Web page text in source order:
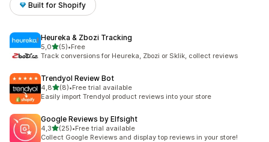
Built for Shopify
Heureka & Zbozi Tracking
5,0de 5 estrelas
(5)
5 total de avaliações
•Free
Track conversions for Heureka, Zbozi or Sklik, collect reviews
Trendyol Review Bot
4,8de 5 estrelas
(8)
8 total de avaliações
•Free trial available
Easily import Trendyol product reviews into your store
Google Reviews by Elfsight
4,3de 5 estrelas
(25)
25 total de avaliações
•Free trial available
Collect Google Reviews and display top reviews in your store!